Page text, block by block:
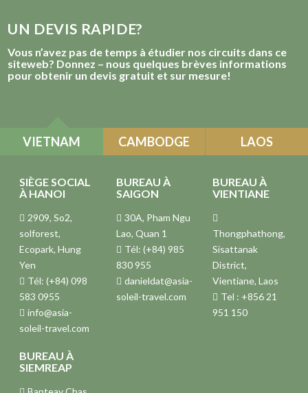
UN DEVIS RAPIDE?
Vous n’avez pas de temps à étudier nos circuits dans ce
siteweb? Donnez – nous quelques brèves informations
pour obtenir un devis gratuit et sur mesure!
VIETNAM CAMBODGE LAOS
SIÈGE SOCIAL
À HANOI
2909, So2,
solforest,
Ecopark, Hung
Yen
Tél: (+84) 098
583 0955
info@asia-
soleil-travel.com
BUREAU À
SAIGON
30A, Pham Ngu
Lao, Quan 1
Tél: (+84) 985
830 955
danieldat@asia-
soleil-travel.com
BUREAU À
VIENTIANE
Thongphathong,
Sisattanak
District,
Vientiane, Laos
Tel : +856 21
951 150
BUREAU À
SIEMREAP